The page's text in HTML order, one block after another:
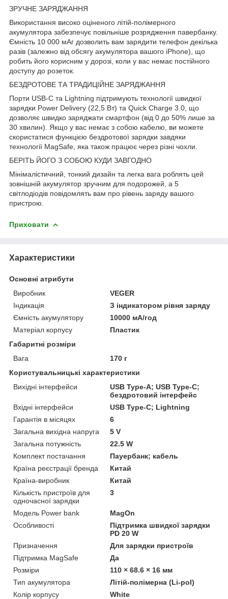
ЗРУЧНЕ ЗАРЯДЖАННЯ
Використання високо оціненого літій-полімерного
акумулятора забезпечує повільніше розрядження павербанку.
Ємність 10 000 мАг дозволить вам зарядити телефон декілька
разів (залежно від обсягу акумулятора вашого iPhone), що
робить його корисним у дорозі, коли у вас немає постійного
доступу до розеток.
БЕЗДРОТОВЕ ТА ТРАДИЦІЙНЕ ЗАРЯДЖАННЯ
Порти USB-C та Lightning підтримують технології швидкої
зарядки Power Delivery (22,5 Вт) та Quick Charge 3.0, що
дозволяє швидко заряджати смартфон (від 0 до 50% лише за
30 хвилин). Якщо у вас немає з собою кабелю, ви можете
скористатися функцією бездротової зарядки завдяки
технології MagSafe, яка також працює через різні чохли.
БЕРІТЬ ЙОГО З СОБОЮ КУДИ ЗАВГОДНО
Мінімалістичний, тонкий дизайн та легка вага роблять цей
зовнішній акумулятор зручним для подорожей, а 5
світлодіодів повідомлять вам про рівень заряду вашого
пристрою.
Приховати
Характеристики
Основні атрибути
Виробник
VEGER
Індикація
З індикатором рівня заряду
Ємність акумулятору
10000 мА/год
Матеріал корпусу
Пластик
Габаритні розміри
Вага
170 г
Користувальницькі характеристики
Вихідні інтерфейси
USB Type-A; USB Type-C;
бездротовий інтерфейс
Вхідні інтерфейси
USB Type-C; Lightning
Гарантія в місяцях
6
Загальна вихідна напруга
5 V
Загальна потужність
22.5 W
Комплект постачання
Пауербанк; кабель
Країна реєстрації бренда
Китай
Країна-виробник
Китай
Кількість пристроїв для
одночасної зарядки
3
Модель Power bank
MagOn
Особливості
Підтримка швидкої зарядки
PD 20 W
Призначення
Для зарядки пристроїв
Підтримка MagSafe
Да
Розміри
110 × 68.6 × 16 мм
Тип акумулятора
Літій-полімерна (Li-pol)
Колір корпусу
White